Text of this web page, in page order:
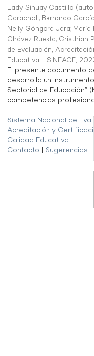
Lady Sihuay Castillo
Caracholi; Bernardo
Nelly Góngora Jara; María
Chávez Ruesta; Cristhian
de Evaluación,
Educativa - SINEACE,
El presente documento
desarrolla un
Sectorial de Educación”
competencias
Sistema Nacional de
Acreditación y
Calidad Educativa
Contacto
Sugerencias